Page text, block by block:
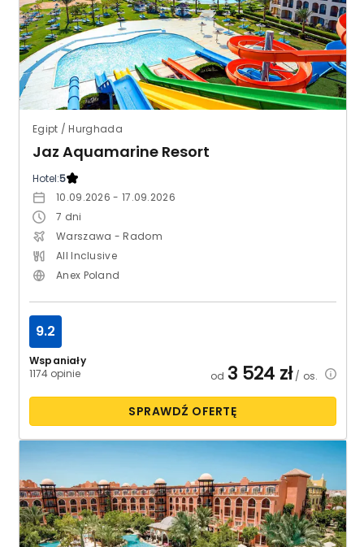
Egipt / Hurghada
Jaz Aquamarine Resort
Hotel:5
10.09.2026 - 17.09.2026
7 dni
Warszawa - Radom
All Inclusive
Anex Poland
Wspaniały
1174 opinie
9.2
od 3 524 zł/ os.
SPRAWDŹ OFERTĘ